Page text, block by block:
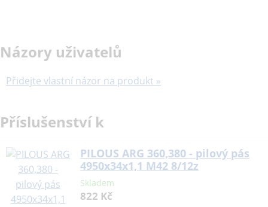
Názory uživatelů
Přidejte vlastní názor na produkt »
Příslušenství k
PILOUS ARG 360,380 - pilový pás
4950x34x1,1 M42 8/12z
Skladem
822 Kč